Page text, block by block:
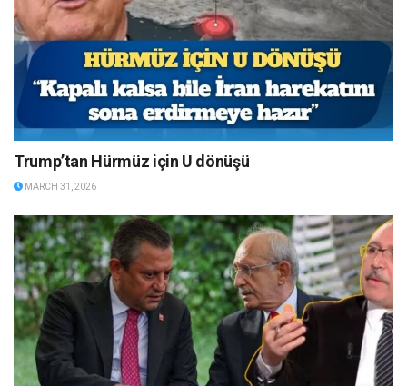
Trump’tan Hürmüz için U dönüşü
MARCH 31, 2026